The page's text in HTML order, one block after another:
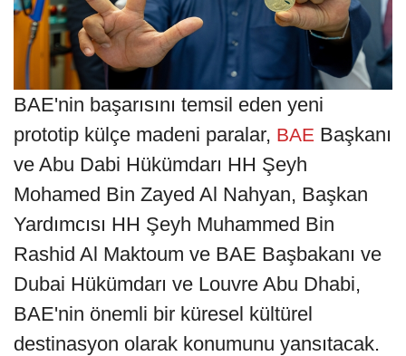
BAE'nin başarısını temsil eden yeni
prototip külçe madeni paralar, BAE Başkanı
ve Abu Dabi Hükümdarı HH Şeyh
Mohamed Bin Zayed Al Nahyan, Başkan
Yardımcısı HH Şeyh Muhammed Bin
Rashid Al Maktoum ve BAE Başbakanı ve
Dubai Hükümdarı ve Louvre Abu Dhabi,
BAE'nin önemli bir küresel kültürel
destinasyon olarak konumunu yansıtacak.